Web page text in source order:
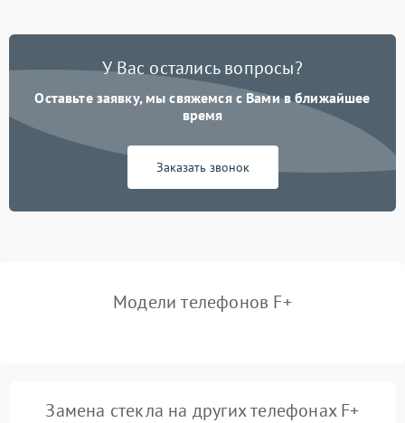
У Вас остались вопросы?
Оставьте заявку, мы свяжемся с Вами в ближайшее
время
Заказать звонок
Модели телефонов F+
Замена стекла на других телефонах F+